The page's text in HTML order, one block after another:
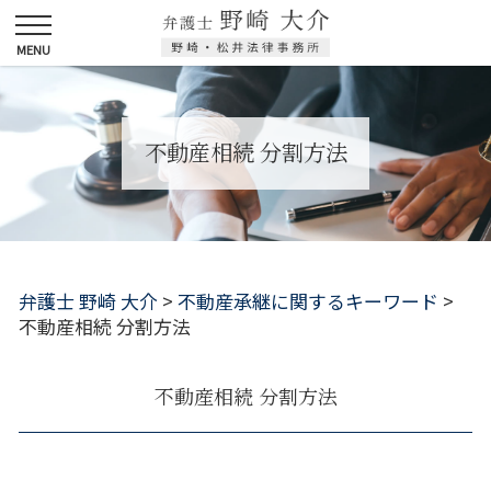
不動産相続 分割方法
弁護士 野崎 大介 > 不動産承継に関するキーワード >
不動産相続 分割方法
不動産相続 分割方法